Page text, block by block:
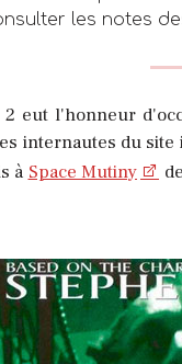
les notes
eut l'honneur
internautes du
à Space Mutiny de